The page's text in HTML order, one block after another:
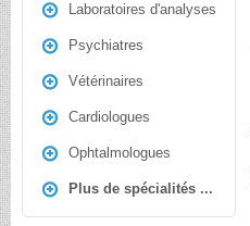
Laboratoires d'analyses
Psychiatres
Vétérinaires
Cardiologues
Ophtalmologues
Plus de spécialités ...